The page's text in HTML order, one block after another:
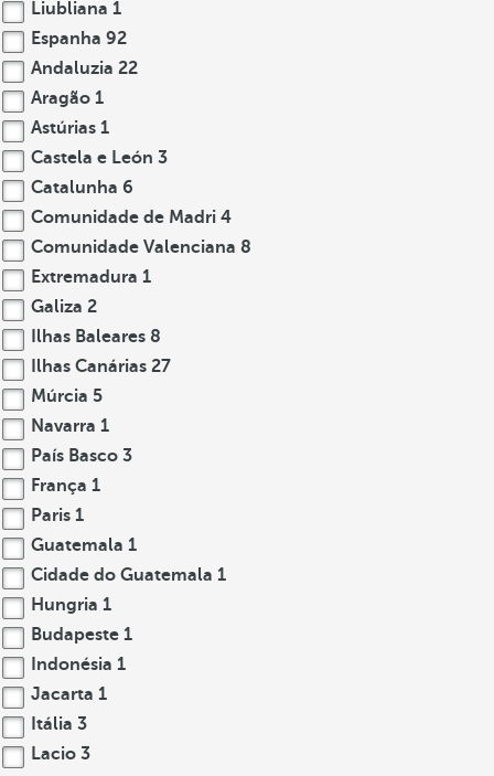
Liubliana 1
Espanha 92
Andaluzia 22
Aragão 1
Astúrias 1
Castela e León 3
Catalunha 6
Comunidade de Madri 4
Comunidade Valenciana 8
Extremadura 1
Galiza 2
Ilhas Baleares 8
Ilhas Canárias 27
Múrcia 5
Navarra 1
País Basco 3
França 1
Paris 1
Guatemala 1
Cidade do Guatemala 1
Hungria 1
Budapeste 1
Indonésia 1
Jacarta 1
Itália 3
Lacio 3